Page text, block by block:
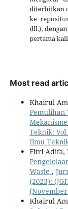
diterbitkan
ke
dll.),
pertama kali
Most read
Khairul
Pemulihan
Teknik:
Ilmu
Fitri Adifa,
Waste ,
(2023):
Khairul